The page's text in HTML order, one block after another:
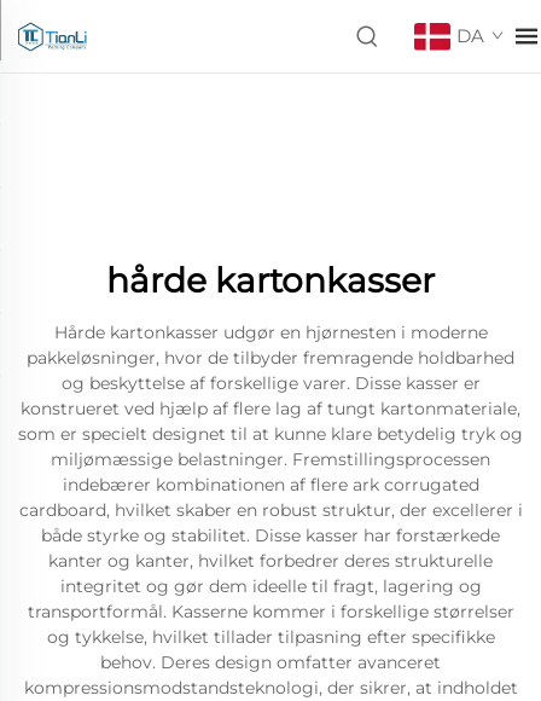
DA
hårde kartonkasser
Hårde kartonkasser udgør en hjørnesten i moderne
pakkeløsninger, hvor de tilbyder fremragende holdbarhed
og beskyttelse af forskellige varer. Disse kasser er
konstrueret ved hjælp af flere lag af tungt kartonmateriale,
som er specielt designet til at kunne klare betydelig tryk og
miljømæssige belastninger. Fremstillingsprocessen
indebærer kombinationen af flere ark corrugated
cardboard, hvilket skaber en robust struktur, der excellerer i
både styrke og stabilitet. Disse kasser har forstærkede
kanter og kanter, hvilket forbedrer deres strukturelle
integritet og gør dem ideelle til fragt, lagering og
transportformål. Kasserne kommer i forskellige størrelser
og tykkelse, hvilket tillader tilpasning efter specifikke
behov. Deres design omfatter avanceret
kompressionsmodstandsteknologi, der sikrer, at indholdet